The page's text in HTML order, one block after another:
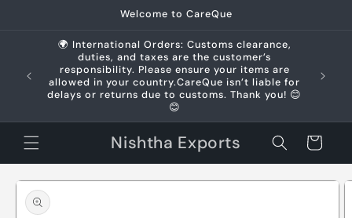
Welcome to CareQue
🌍 International Orders: Customs clearance,
duties, and taxes are the customer’s
responsibility. Please ensure your items are
allowed in your country.CareQue isn’t liable for
delays or returns due to customs. Thank you! 😊
😊
Nishtha Exports Cart
Skip to
product
information